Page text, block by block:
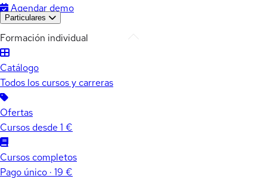
Agendar demo
Particulares
Formación individual
Catálogo
Todos los cursos y carreras
Ofertas
Cursos desde 1 €
Cursos completos
Pago único · 19 €